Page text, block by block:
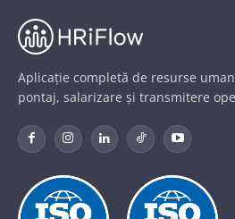
Aplicație completă de resurse
pontaj, salarizare și transmitere